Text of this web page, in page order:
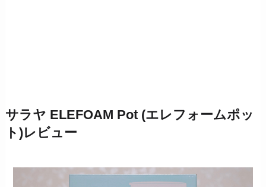
サラヤ ELEFOAM Pot (エレフォームポッ
ト)レビュー